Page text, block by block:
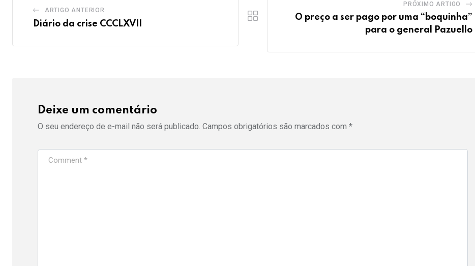
ARTIGO ANTERIOR
Diário da crise CCCLXVII
PRÓXIMO ARTIGO
O preço a ser pago por uma “boquinha”
para o general Pazuello
Deixe um comentário
O seu endereço de e-mail não será publicado. Campos obrigatórios são marcados com *